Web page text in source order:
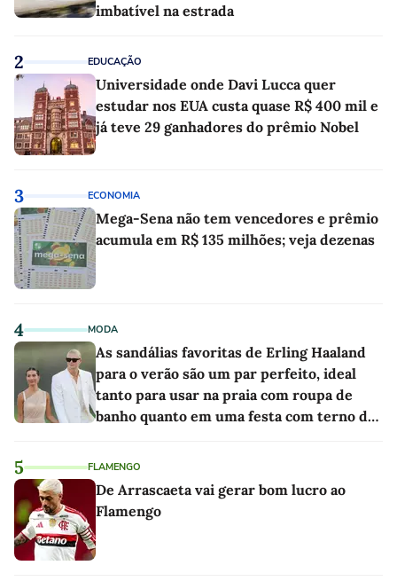
imbatível na estrada
2 EDUCAÇÃO
Universidade onde Davi Lucca quer
estudar nos EUA custa quase R$ 400 mil e
já teve 29 ganhadores do prêmio Nobel
3 ECONOMIA
Mega-Sena não tem vencedores e prêmio
acumula em R$ 135 milhões; veja dezenas
4 MODA
As sandálias favoritas de Erling Haaland
para o verão são um par perfeito, ideal
tanto para usar na praia com roupa de
banho quanto em uma festa com terno de
5 FLAMENGO
De Arrascaeta vai gerar bom lucro ao
Flamengo